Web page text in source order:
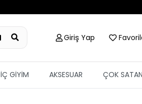
Giriş Yap
İÇ GİYİM AKSESUAR ÇOK